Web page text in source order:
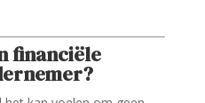
financiële